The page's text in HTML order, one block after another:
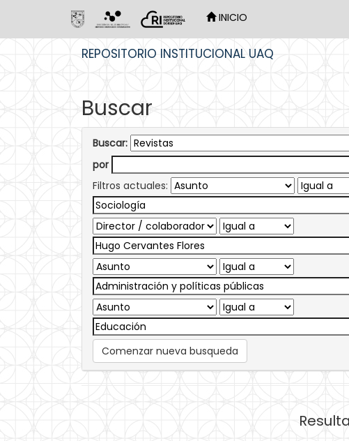
INICIO
REPOSITORIO INSTITUCIONAL UAQ
Buscar
Buscar:
por
Filtros actuales:
Comenzar nueva busqueda